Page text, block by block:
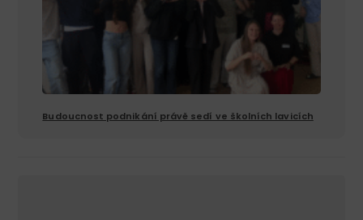
Budoucnost podnikání právě sedí ve školních lavicích